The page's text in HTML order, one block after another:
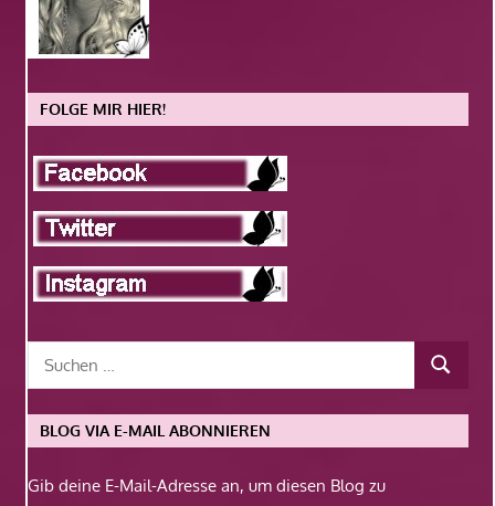
FOLGE MIR HIER!
BLOG VIA E-MAIL ABONNIEREN
Gib deine E-Mail-Adresse an, um diesen Blog zu